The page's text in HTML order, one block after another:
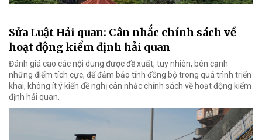
Sửa Luật Hải quan: Cân nhắc chính sách về
hoạt động kiểm định hải quan
Đánh giá cao các nội dung được đề xuất, tuy nhiên, bên cạnh
những điểm tích cực, để đảm bảo tính đồng bộ trong quá trình triển
khai, không ít ý kiến đề nghị cân nhắc chính sách về hoạt động kiểm
định hải quan.